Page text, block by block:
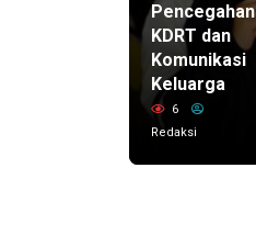
Pencegahan
KDRT dan
Komunikasi
Keluarga
6
Redaksi